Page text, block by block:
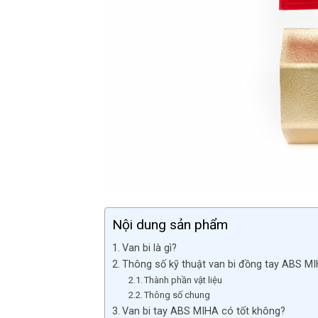
Nội dung sản phẩm
Van bi là gì?
Thông số kỹ thuật van bi đồng tay ABS
Thành phần vật liệu
Thông số chung
Van bi tay ABS MIHA có tốt không?